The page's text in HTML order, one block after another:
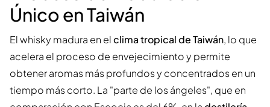
Único en Taiwán
El whisky madura en elclima tropical de Taiwán, lo que
acelera el proceso de envejecimiento y permite
obtener aromas más profundos y concentrados en un
tiempo más corto. La "parte de los ángeles", que en